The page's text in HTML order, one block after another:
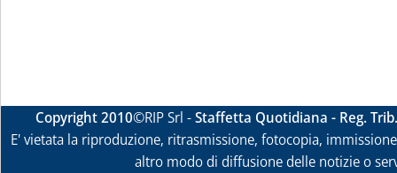
Copyright 2010©RIP Srl -Staffetta Quotidiana - Reg.
E' vietata la riproduzione, ritrasmissione, fotocopia,
altro modo di diffusione delle notizie o